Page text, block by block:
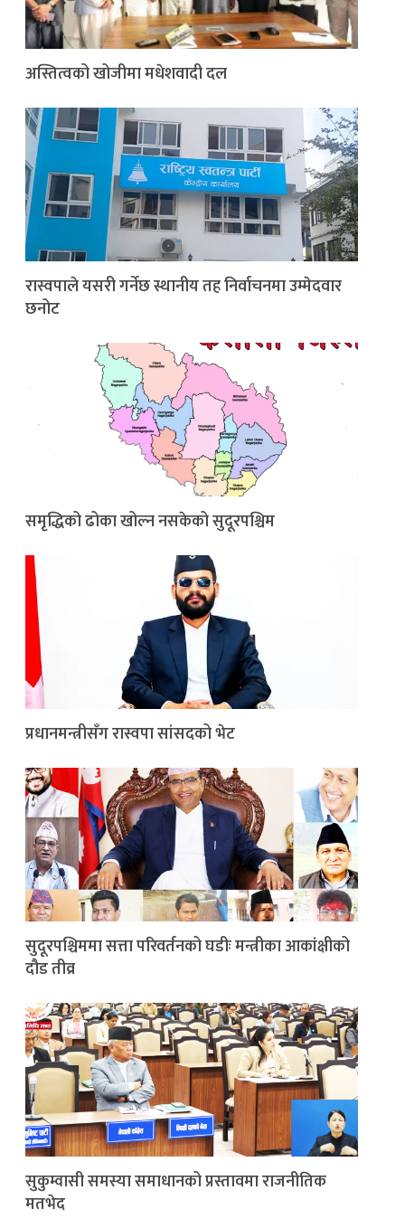
अस्तित्वको खोजीमा मधेशवादी दल
रास्वपाले यसरी गर्नेछ स्थानीय तह निर्वाचनमा उम्मेदवार
छनोट
समृद्धिको ढोका खोल्न नसकेको सुदूरपश्चिम
प्रधानमन्त्रीसँग रास्वपा सांसदको भेट
सुदूरपश्चिममा सत्ता परिवर्तनको घडीः मन्त्रीका आकांक्षीको
दौड तीव्र
सुकुम्वासी समस्या समाधानको प्रस्तावमा राजनीतिक
मतभेद